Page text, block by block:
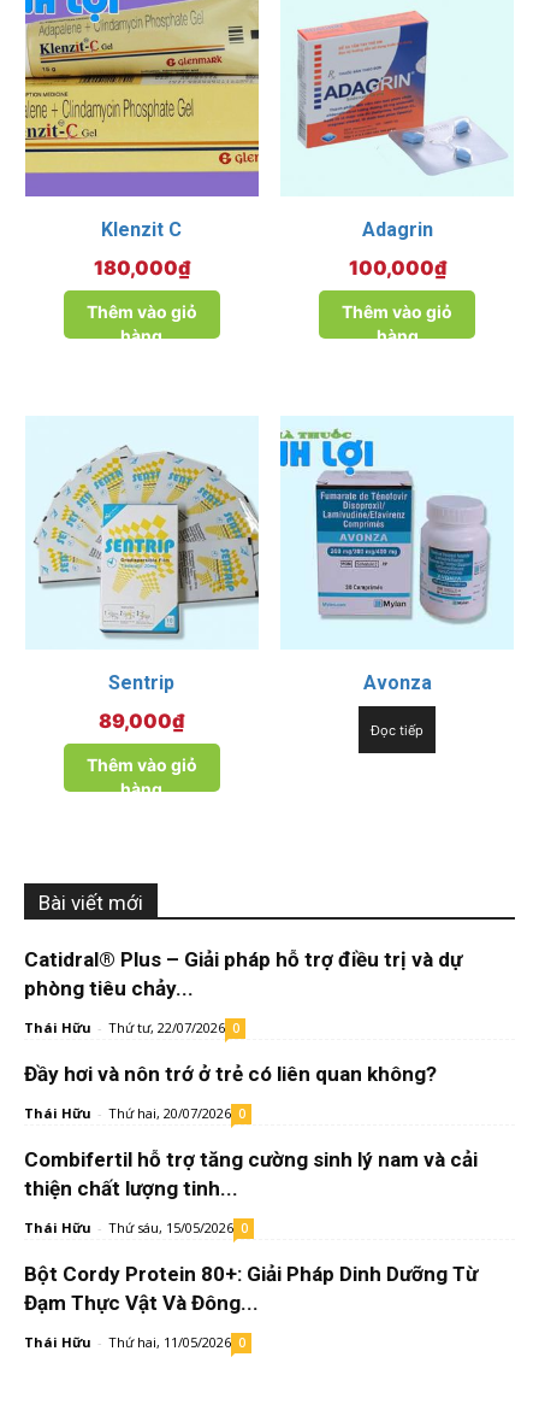
Klenzit C
180,000₫
Thêm vào giỏ
hàng
Adagrin
100,000₫
Thêm vào giỏ
hàng
Sentrip
89,000₫
Thêm vào giỏ
hàng
Avonza
Đọc tiếp
Bài viết mới
Catidral® Plus – Giải pháp hỗ trợ điều trị và dự
phòng tiêu chảy...
Thái Hữu - Thứ tư, 22/07/2026 0
Đầy hơi và nôn trớ ở trẻ có liên quan không?
Thái Hữu - Thứ hai, 20/07/2026 0
Combifertil hỗ trợ tăng cường sinh lý nam và cải
thiện chất lượng tinh...
Thái Hữu - Thứ sáu, 15/05/2026 0
Bột Cordy Protein 80+: Giải Pháp Dinh Dưỡng Từ
Đạm Thực Vật Và Đông...
Thái Hữu - Thứ hai, 11/05/2026 0